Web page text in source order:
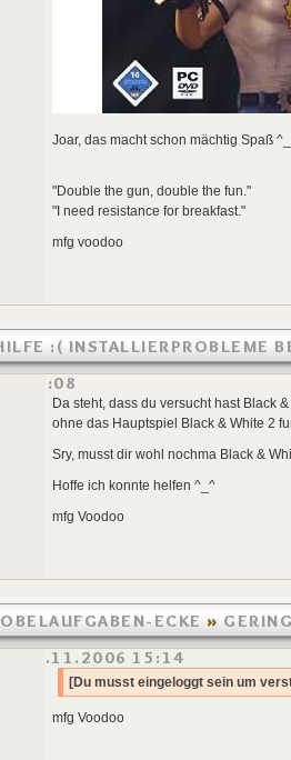
Joar, das macht schon mächtig Spaß
"Double the gun, double the fun."
"I need resistance for breakfast."
mfg voodoo
:( INSTALLIERPROBLEME
08:08
Da steht, dass du versucht hast Black
ohne das Hauptspiel Black & White 2
Sry, musst dir wohl nochma Black &
Hoffe ich konnte helfen ^_^
mfg Voodoo
ECKE »
03.11.2006 15:14
[Du musst eingeloggt sein um
mfg Voodoo